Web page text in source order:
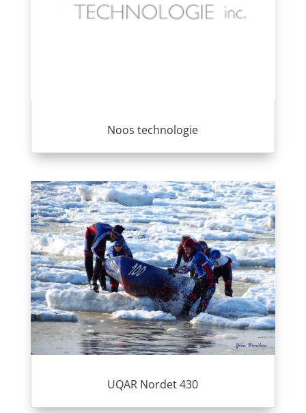
Noos technologie
UQAR Nordet 430